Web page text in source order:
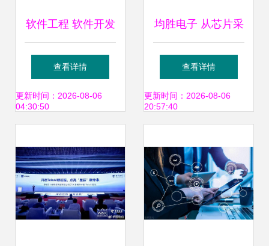
软件工程 软件开发
过程中用到的各种
图
查看详情
更新时间：2026-08-06
04:30:50
均胜电子 从芯片采
购到系统集成的全
产业链布局
查看详情
更新时间：2026-08-06
20:57:40